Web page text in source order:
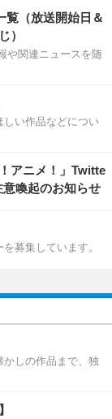
覧（放送開始日＆
）
や関連ニュースを随
しい作品などについ
アニメ！」Twitte
喚起のお知らせ
募集しています。
しの作品まで、独